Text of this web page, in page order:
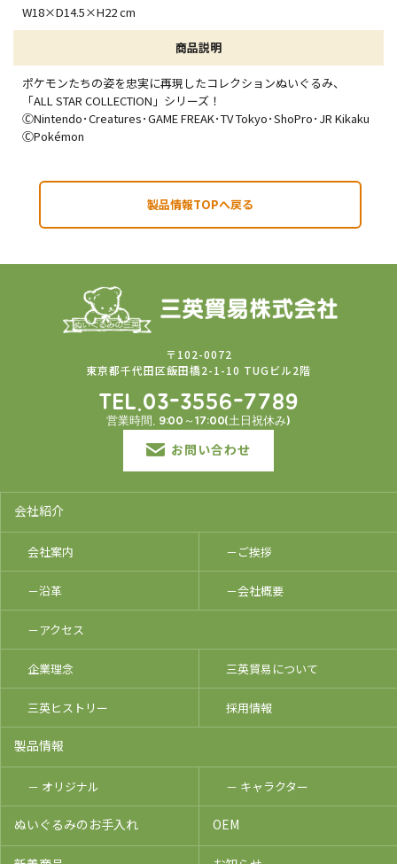
W18×D14.5×H22 cm
商品説明
ポケモンたちの姿を忠実に再現したコレクションぬいぐるみ、
「ALL STAR COLLECTION」シリーズ！
ⒸNintendo･Creatures･GAME FREAK･TV Tokyo･ShoPro･JR Kikaku
ⒸPokémon
製品情報TOPへ戻る
〒102-0072
東京都千代田区飯田橋2-1-10 TUGビル2階
TEL.03-3556-7789
営業時間. 9:00～17:00(土日祝休み)
お問い合わせ
会社紹介
会社案内 －ご挨拶
－沿革 －会社概要
－アクセス
企業理念 三英貿易について
三英ヒストリー 採用情報
製品情報
－ オリジナル － キャラクター
ぬいぐるみのお手入れ OEM